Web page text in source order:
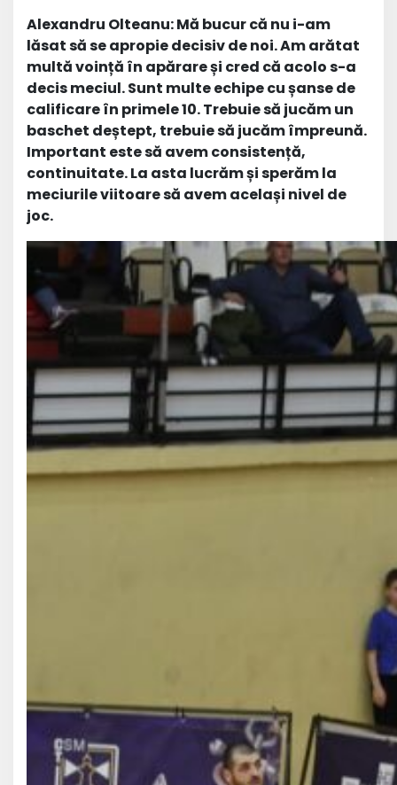
Alexandru Olteanu: Mă bucur că nu i-am
lăsat să se apropie decisiv de noi. Am arătat
multă voință în apărare și cred că acolo s-a
decis meciul. Sunt multe echipe cu șanse de
calificare în primele 10. Trebuie să jucăm un
baschet deștept, trebuie să jucăm împreună.
Important este să avem consistență,
continuitate. La asta lucrăm și sperăm la
meciurile viitoare să avem același nivel de
joc.